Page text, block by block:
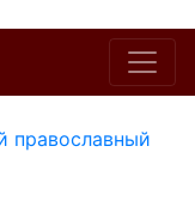
православный